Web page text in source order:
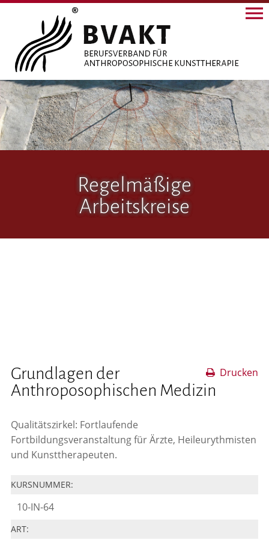
Regelmäßige
Arbeitskreise
Drucken
Grundlagen der
Anthroposophischen Medizin
Qualitätszirkel: Fortlaufende
Fortbildungsveranstaltung für Ärzte, Heileurythmisten
und Kunsttherapeuten.
KURSNUMMER:
10-IN-64
ART: